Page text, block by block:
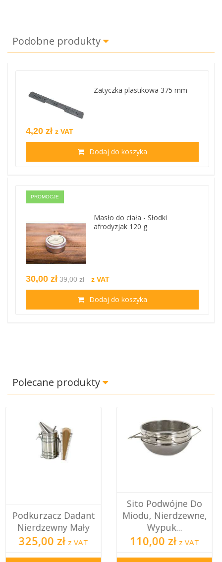
Podobne produkty
Zatyczka plastikowa 375 mm
4,20 zł z VAT
Dodaj do koszyka
PROMOCJE
Masło do ciała - Słodki
afrodyzjak 120 g
30,00 zł 39,00 zł z VAT
Dodaj do koszyka
Polecane produkty
Miodu, Nierdzewne,
Wypuk...
110,00 zł z VAT
Klateczka Wysyłkowa
0,69 zł z VAT